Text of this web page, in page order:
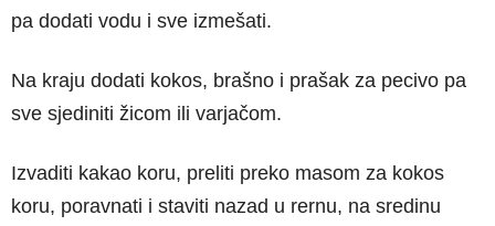
pa dodati vodu i sve izmešati.
Na kraju dodati kokos, brašno i prašak za pecivo pa
sve sjediniti žicom ili varjačom.
Izvaditi kakao koru, preliti preko masom za kokos
koru, poravnati i staviti nazad u rernu, na sredinu